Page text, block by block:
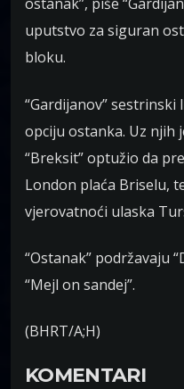
uputstvo za siguran
bloku.
“Gardijanov” sestrinski
opciju ostanka. Uz njih
“Breksit” optužio da
London plaća Briselu,
vjerovatnoći ulaska
“Ostanak” podržavaju
“Mejl on sandej”.
(BHRT/A;H)
KOMENTARI